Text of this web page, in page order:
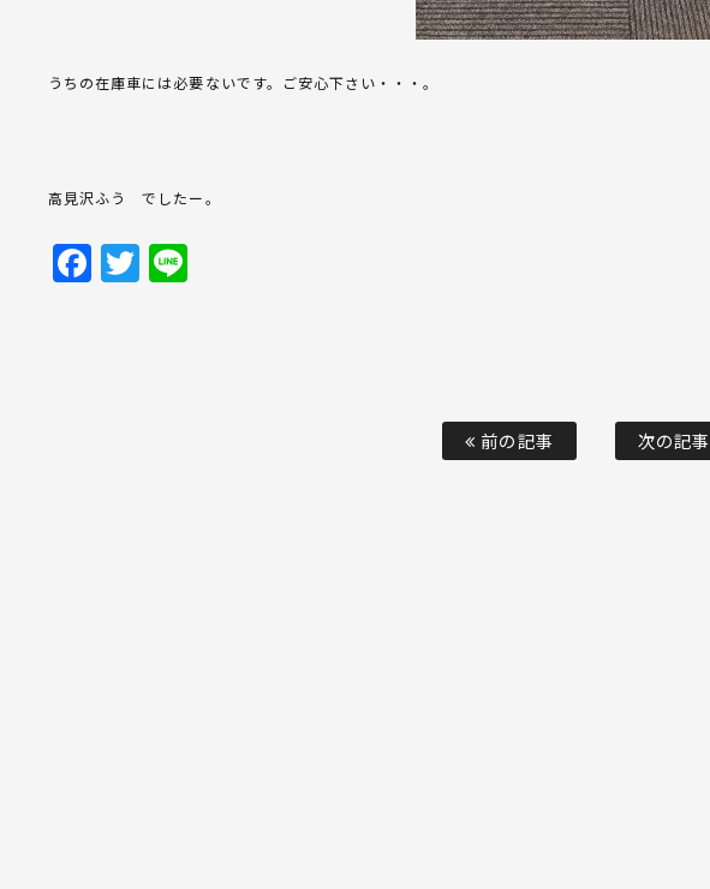
うちの在庫車には必要ないです。ご安心下さい・・・。
高見沢ふう でしたー。
Facebook
Twitter
前の記事 次の記事